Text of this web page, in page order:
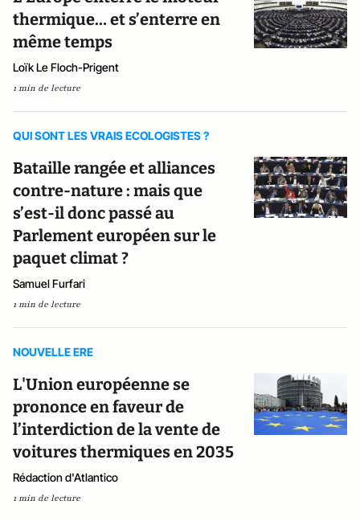
thermique… et s’enterre en
même temps
Loïk Le Floch-Prigent
1 min de lecture
QUI SONT LES VRAIS ECOLOGISTES ?
Bataille rangée et alliances
contre-nature : mais que
s’est-il donc passé au
Parlement européen sur le
paquet climat ?
Samuel Furfari
1 min de lecture
NOUVELLE ERE
L'Union européenne se
prononce en faveur de
l’interdiction de la vente de
voitures thermiques en 2035
Rédaction d'Atlantico
1 min de lecture